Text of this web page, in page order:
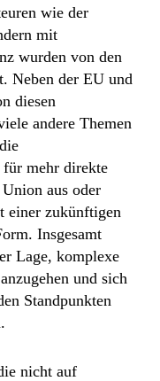
wie der
mit
wurden von den
Neben der EU und
diesen
andere Themen
für mehr direkte
aus oder
einer zukünftigen
Insgesamt
Lage, komplexe
und sich
Standpunkten
nicht auf